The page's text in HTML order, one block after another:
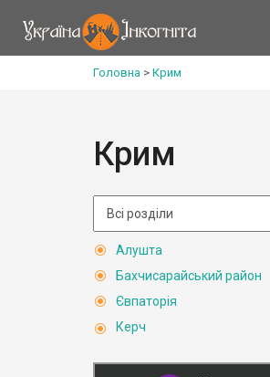
Головна > Крим
Крим
Алушта
Бахчисарайський район
Євпаторія
Керч